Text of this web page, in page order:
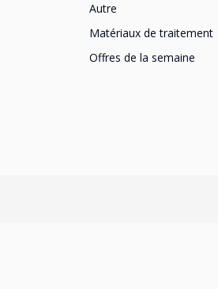
Autre
Matériaux de traitement
Offres de la semaine